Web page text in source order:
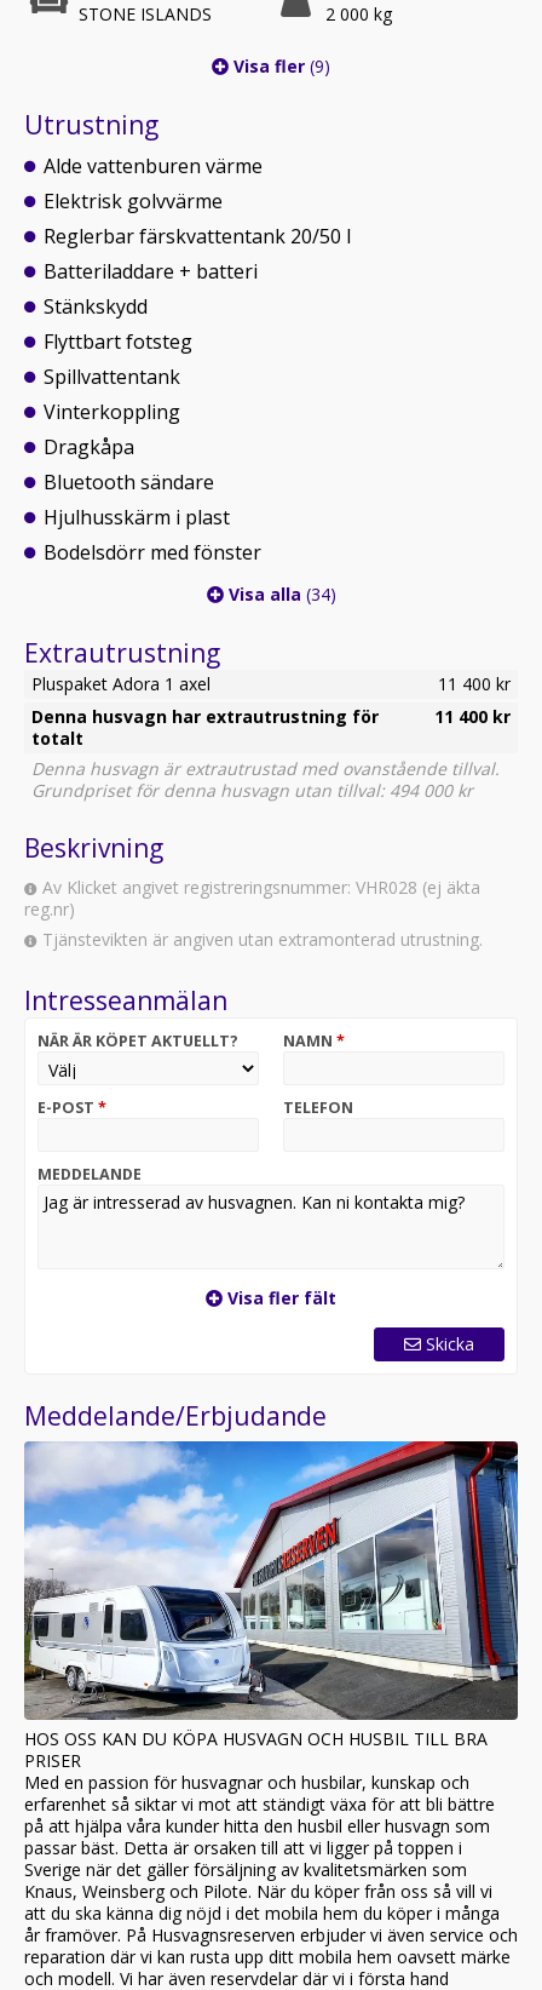
STONE ISLANDS 2 000 kg
Visa fler (9)
Utrustning
Alde vattenburen värme
Elektrisk golvvärme
Reglerbar färskvattentank 20/50 l
Batteriladdare + batteri
Stänkskydd
Flyttbart fotsteg
Spillvattentank
Vinterkoppling
Dragkåpa
Bluetooth sändare
Hjulhusskärm i plast
Bodelsdörr med fönster
Visa alla (34)
Extrautrustning
Pluspaket Adora 1 axel
11 400 kr
Denna husvagn har extrautrustning för
totalt
11 400 kr
Denna husvagn är extrautrustad med ovanstående tillval.
Grundpriset för denna husvagn utan tillval: 494 000 kr
Beskrivning
Av Klicket angivet registreringsnummer: VHR028 (ej äkta
reg.nr)
Tjänstevikten är angiven utan extramonterad utrustning.
Intresseanmälan
NÄR ÄR KÖPET AKTUELLT? NAMN *
E-POST * TELEFON
MEDDELANDE
Visa fler fält
Skicka
Meddelande/Erbjudande
HOS OSS KAN DU KÖPA HUSVAGN OCH HUSBIL TILL BRA
PRISER
Med en passion för husvagnar och husbilar, kunskap och
erfarenhet så siktar vi mot att ständigt växa för att bli bättre
på att hjälpa våra kunder hitta den husbil eller husvagn som
passar bäst. Detta är orsaken till att vi ligger på toppen i
Sverige när det gäller försäljning av kvalitetsmärken som
Knaus, Weinsberg och Pilote. När du köper från oss så vill vi
att du ska känna dig nöjd i det mobila hem du köper i många
år framöver. På Husvagnsreserven erbjuder vi även service och
reparation där vi kan rusta upp ditt mobila hem oavsett märke
och modell. Vi har även reservdelar där vi i första hand